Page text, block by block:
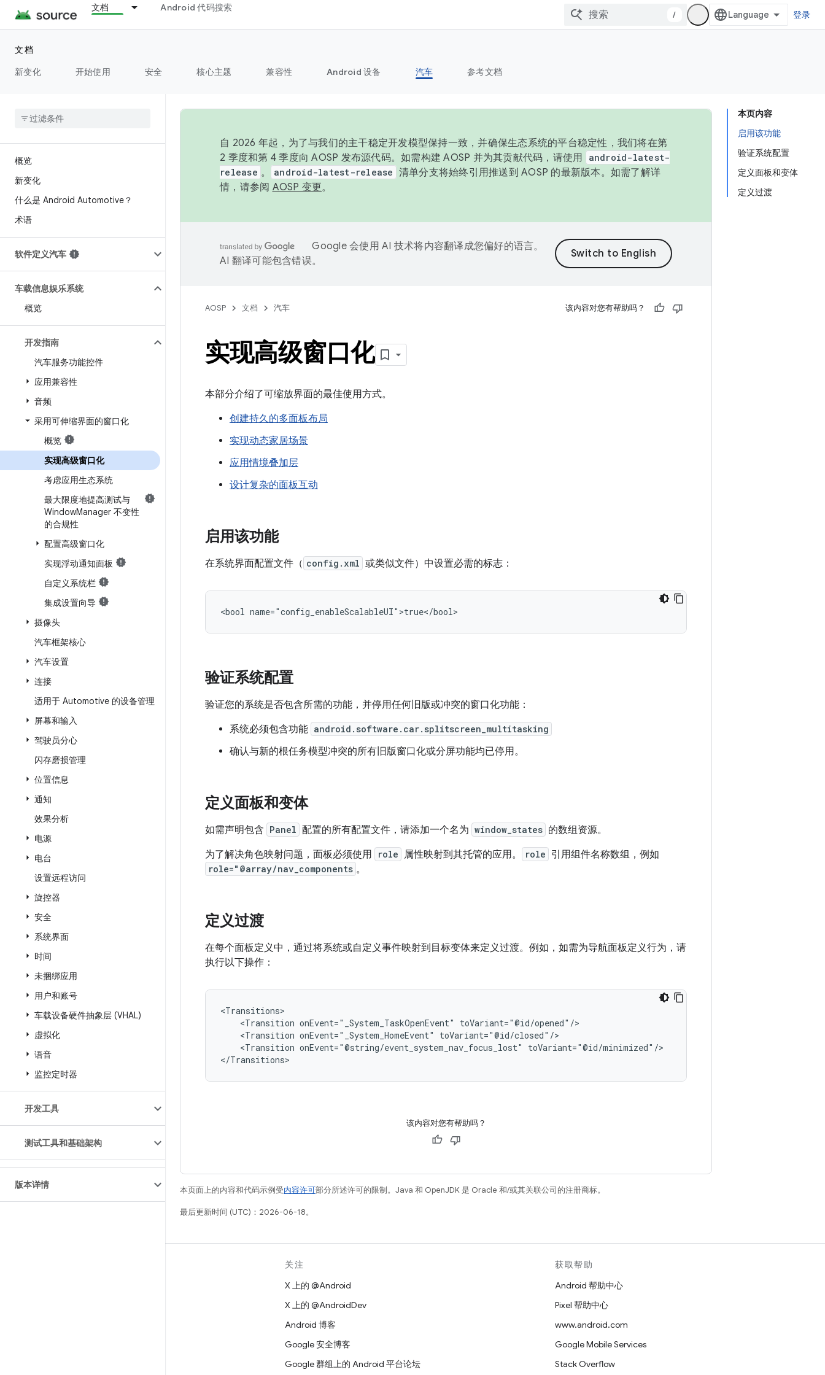
文档 Android 代码搜索
/ 登录
文档
新变化
开始使用 安全 核心主题 兼容性 Android 设备 汽车 参考文档
概览
新变化
什么是 Android Automotive？
术语
软件定义汽车
车载信息娱乐系统
概览
开发指南
汽车服务功能控件
应用兼容性
音频
采用可伸缩界面的窗口化
概览
实现高级窗口化
考虑应用生态系统
最大限度地提高测试与
WindowManager 不变性
的合规性
配置高级窗口化
实现浮动通知面板
自定义系统栏
集成设置向导
摄像头
汽车框架核心
汽车设置
连接
适用于 Automotive 的设备管理
屏幕和输入
驾驶员分心
闪存磨损管理
位置信息
通知
效果分析
电源
电台
设置远程访问
旋控器
安全
系统界面
时间
未捆绑应用
用户和账号
车载设备硬件抽象层 (VHAL)
虚拟化
语音
监控定时器
开发工具
测试工具和基础架构
版本详情
本页内容
启用该功能
验证系统配置
定义面板和变体
定义过渡
自 2026 年起，为了与我们的主干稳定开发模型保持一致，并确保生态系统的平台稳定性，我们将在第
2 季度和第 4 季度向 AOSP 发布源代码。如需构建 AOSP 并为其贡献代码，请使用
android-latest-
release 。 android-latest-release 清单分支将始终引用推送到 AOSP 的最新版本。如需了解详
情，请参阅 AOSP 变更。
Google 会使用 AI 技术将内容翻译成您偏好的语言。
AI 翻译可能包含错误。
AOSP 文档 汽车 该内容对您有帮助吗？
实现高级窗口化
本部分介绍了可缩放界面的最佳使用方式。
创建持久的多面板布局
实现动态家居场景
应用情境叠加层
设计复杂的面板互动
启用该功能
在系统界面配置文件（ config.xml 或类似文件）中设置必需的标志：
<bool
验证系统配置
验证您的系统是否包含所需的功能，并停用任何旧版或冲突的窗口化功能：
系统必须包含功能 android.software.car.splitscreen_multitasking
确认与新的根任务模型冲突的所有旧版窗口化或分屏功能均已停用。
定义面板和变体
如需声明包含 Panel 配置的所有配置文件，请添加一个名为 window_states 的数组资源。
为了解决角色映射问题，面板必须使用
role 属性映射到其托管的应用。 role 引用组件名称数组，例如
role="@array/nav_components 。
定义过渡
在每个面板定义中，通过将系统或自定义事件映射到目标变体来定义过渡。例如，如需为导航面板定义行为，请
执行以下操作：
<Transition onEvent="_System_TaskOpenEvent"
<Transition onEvent="_System_HomeEvent"
<Transition onEvent="@string/event_system_nav_focus_lost"
toVariant="@id/minimized"/>
该内容对您有帮助吗？
本页面上的内容和代码示例受内容许可部分所述许可的限制。Java 和 OpenJDK 是 Oracle 和/或其关联公司的注册商标。
最后更新时间 (UTC)：2026-06-18。
关注
X 上的 @Android
X 上的 @AndroidDev
Android 博客
Google 安全博客
Google 群组上的 Android 平台论坛
获取帮助
Android 帮助中心
Pixel 帮助中心
www.android.com
Google Mobile Services
Stack Overflow